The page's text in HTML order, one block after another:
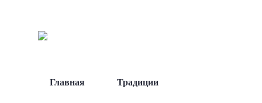
Главная Традиции